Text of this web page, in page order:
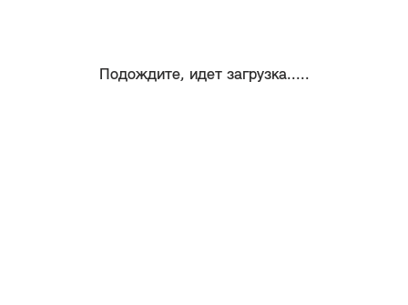
Подождите, идет загрузка.....